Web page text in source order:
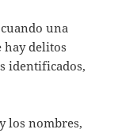
una
hay delitos
identificados,
los nombres,